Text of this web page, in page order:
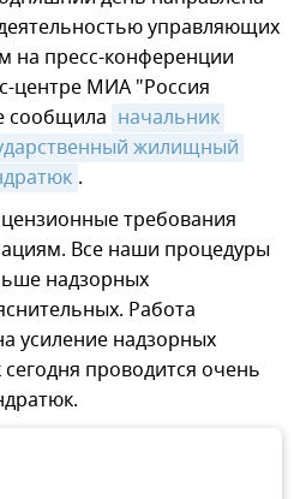
управляющих
на пресс-конференции
центре МИА "Россия
сообщила начальник
жилищный
.
требования
Все наши процедуры
надзорных
Работа
усиление надзорных
проводится очень